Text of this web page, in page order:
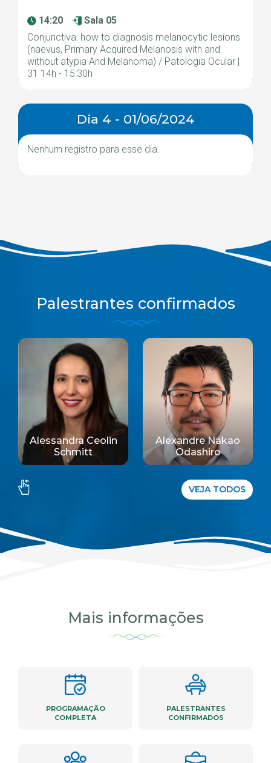
14:20
Sala 05
Conjunctiva: how to diagnosis melanocytic lesions
(naevus, Primary Acquired Melanosis with and
without atypia And Melanoma) / Patologia Ocular |
31 14h - 15:30h
Dia 4 - 01/06/2024
Nenhum registro para esse dia.
Palestrantes confirmados
Alessandra Ceolin
Schmitt
Alexandre Nakao
Odashiro
VEJA TODOS
Mais informações
PROGRAMAÇÃO
COMPLETA
PALESTRANTES
CONFIRMADOS